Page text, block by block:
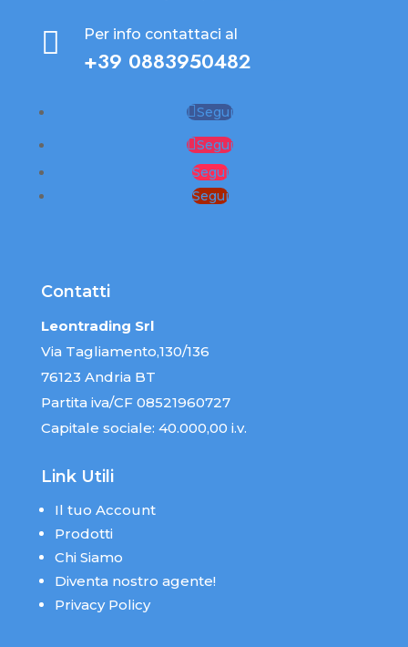
 Per info contattaci al
+39 0883950482
Segui
Segui
Segui
Segui
Contatti
Leontrading Srl
Via Tagliamento,130/136
76123 Andria BT
Partita iva/CF 08521960727
Capitale sociale: 40.000,00 i.v.
Link Utili
Il tuo Account
Prodotti
Chi Siamo
Diventa nostro agente!
Privacy Policy